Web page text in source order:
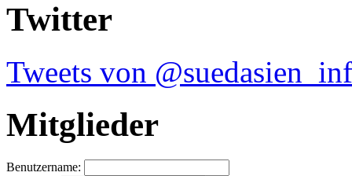
Twitter
Tweets von
Mitglieder
Benutzername: